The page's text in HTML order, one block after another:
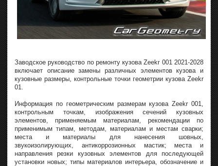
Заводское руководство по ремонту кузова Zeekr 001 2021-2028
включает описание замены различных элементов кузова и
кузовные размеры, контрольные точки геометрии кузова Zeekr
01.
Информация по геометрическим размерам кузова Zeekr 001,
контрольным точкам, изображения сечений кузовных
элементов, применяемым материалам, рекомендации по
применимым типам, методам, материалам и местам сварки;
места и материалы для нанесения шовных,
звукоизолирующих, антикоррозионных мастик; места и
направления резки кузовных элементов для последующей
установки новых; типы материалов интерьера, обозначение и